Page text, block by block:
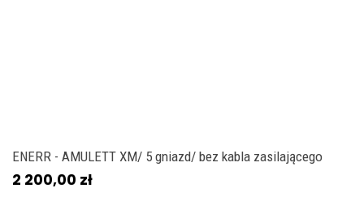
ENERR - AMULETT XM/ 5 gniazd/ bez kabla zasilającego
2 200,00 zł